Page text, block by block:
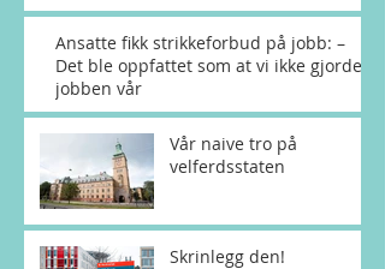
Ansatte fikk strikkeforbud på jobb: –
Det ble oppfattet som at vi ikke gjorde
jobben vår
Vår naive tro på
velferdsstaten
Skrinlegg den!